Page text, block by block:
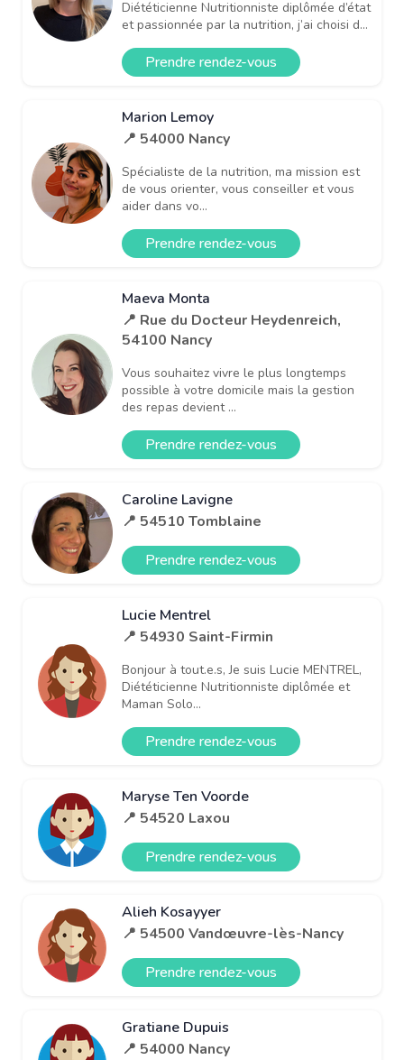
Diététicienne Nutritionniste diplômée d’état
et passionnée par la nutrition, j’ai choisi d...
Prendre rendez-vous
Marion Lemoy
📍 54000 Nancy
Spécialiste de la nutrition, ma mission est
de vous orienter, vous conseiller et vous
aider dans vo...
Prendre rendez-vous
Maeva Monta
📍 Rue du Docteur Heydenreich,
54100 Nancy
Vous souhaitez vivre le plus longtemps
possible à votre domicile mais la gestion
des repas devient ...
Prendre rendez-vous
Caroline Lavigne
📍 54510 Tomblaine
Prendre rendez-vous
Lucie Mentrel
📍 54930 Saint-Firmin
Bonjour à tout.e.s, Je suis Lucie MENTREL,
Diététicienne Nutritionniste diplômée et
Maman Solo...
Prendre rendez-vous
Maryse Ten Voorde
📍 54520 Laxou
Prendre rendez-vous
Alieh Kosayyer
📍 54500 Vandœuvre-lès-Nancy
Prendre rendez-vous
Gratiane Dupuis
📍 54000 Nancy